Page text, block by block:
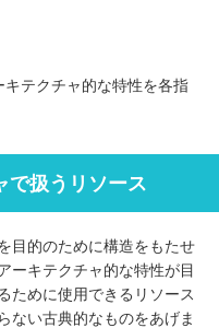
テクチャ的な特性を各指
で扱うリソース
目的のために構造をもたせ
ーキテクチャ的な特性が目
ために使用できるリソース
ない古典的なものをあげま